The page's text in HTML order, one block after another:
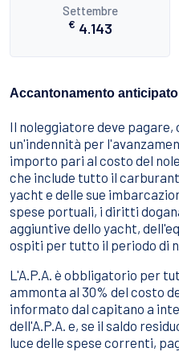
Settembre
€ 4.143
Accantonamento anticipato
Il noleggiatore deve pagare,
un'indennità per
importo pari al costo del
che include tutto il
yacht e delle sue
spese portuali, i diritti
aggiuntive dello yacht,
ospiti per tutto il periodo di
L'A.P.A. è obbligatorio per
ammonta al 30% del costo
informato dal capitano a
dell'A.P.A. e, se il saldo
luce delle spese correnti,